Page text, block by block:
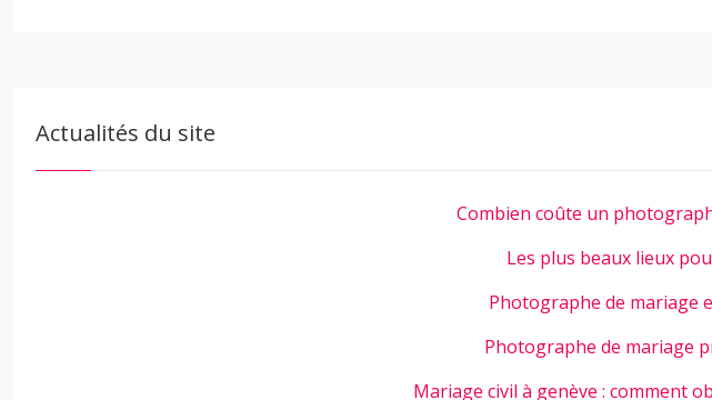
Actualités du site
Combien coûte un
Les plus beaux lieux
Photographe de mariage
Photographe de mariage
Mariage civil à genève : comment